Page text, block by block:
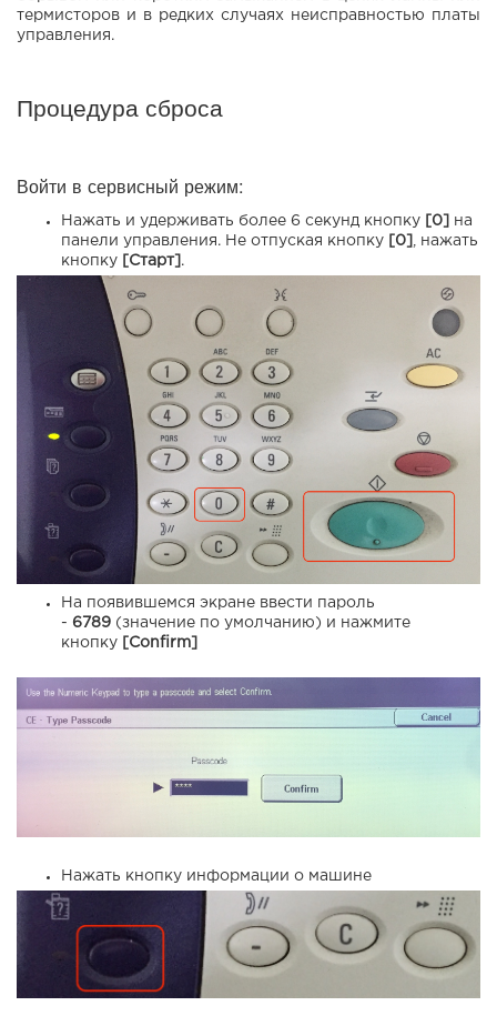
термисторов и в редких случаях неисправностью платы
управления.
Процедура сброса
Войти в сервисный режим:
Нажать и удерживать более 6 секунд кнопку [0]
на
панели управления. Не отпуская кнопку
[0]
, нажать
кнопку
[Старт] .
На появившемся экране ввести пароль
- 6789 (значение по умолчанию) и нажмите
кнопку
[Confirm]
Нажать кнопку информации о машине